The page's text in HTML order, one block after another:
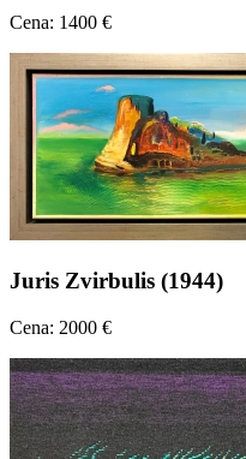
Cena: 1400 €
Juris Zvirbulis (1944)
Cena: 2000 €